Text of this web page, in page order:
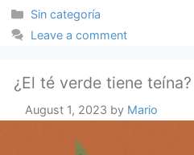
Categories
Sin categoría
Leave a comment
¿El té verde tiene teína?
August 1, 2023 by Mario